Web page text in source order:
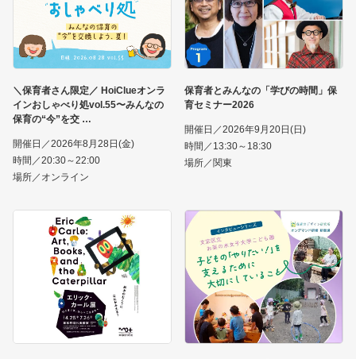
＼保育者さん限定／ HoiClueオンラ
インおしゃべり処vol.55〜みんなの
保育の“今”を交
開催日／2026年8月28日(金)
時間／20:30～22:00
場所／オンライン
保育者とみんなの「学びの時間」保
育セミナー2026
開催日／2026年9月20日(日)
時間／13:30～18:30
場所／関東